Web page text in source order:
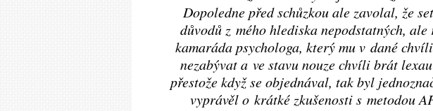
Dopoledne před schůzkou ale zavolal, že
důvodů z mého hlediska nepodstatných,
kamaráda psychologa, který mu v dané
nezabývat a ve stavu nouze chvíli brát
přestože když se objednával, tak byl
vyprávěl o krátké zkušenosti s metodou